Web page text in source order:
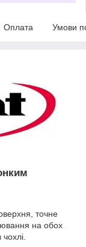
Оплата Умови
точне
на обох